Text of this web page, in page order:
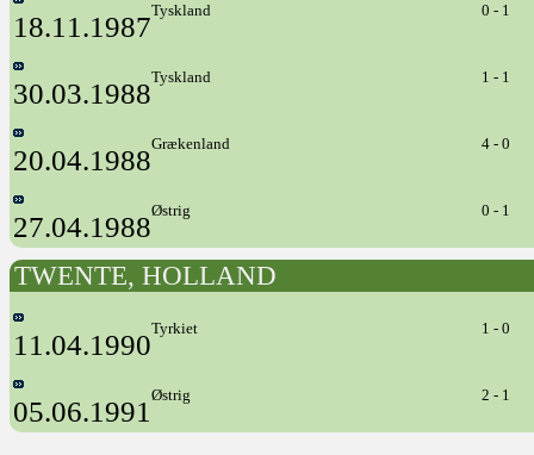
18.11.1987
Tyskland 0 - 1
30.03.1988
Tyskland 1 - 1
20.04.1988
Grækenland 4 - 0
27.04.1988
Østrig 0 - 1
TWENTE, HOLLAND
11.04.1990
Tyrkiet 1 - 0
05.06.1991
Østrig 2 - 1